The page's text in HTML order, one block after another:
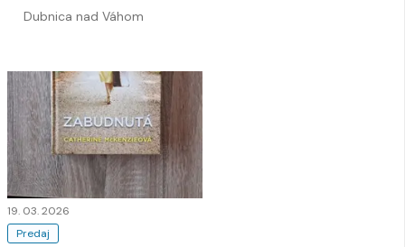
Dubnica nad Váhom
Predaj
19. 03. 2026